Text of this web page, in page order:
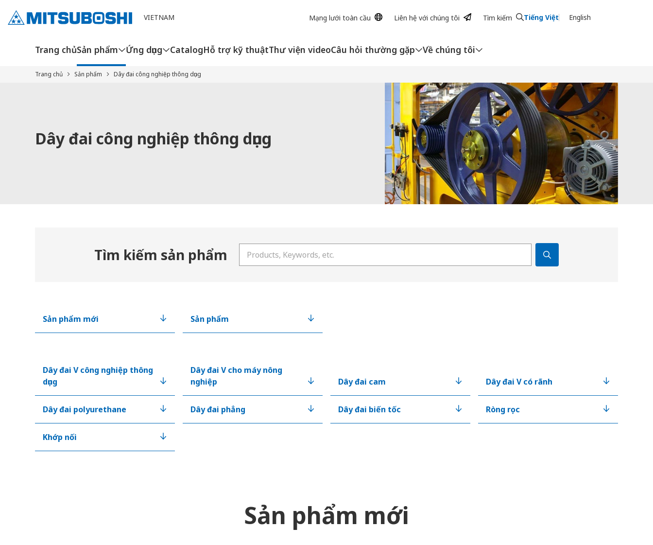
VIETNAM Mạng lưới toàn cầu Liên hệ với chúng tôi Tìm kiếm Tiếng Việt English
Trang chủSản phẩm Ứng dụng CatalogHỗ trợ kỹ thuậtThư viện videoCâu hỏi thường gặp Về chúng tôi
Trang chủ Sản phẩm Dây đai công nghiệp thông dụng
Dây đai công nghiệp thông dụng
Tìm kiếm sản phẩm Nhập từ khóa tìm kiếm của bạn
Sản phẩm mới Sản phẩm
Dây đai V công nghiệp thông
dụng
Dây đai V cho máy nông
nghiệp
Dây đai cam Dây đai V có rãnh
Dây đai polyurethane Dây đai phẳng Dây đai biến tốc Ròng rọc
Khớp nối
Sản phẩm mới
Cookieの設定